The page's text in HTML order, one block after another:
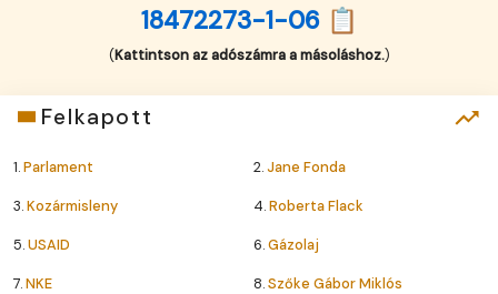
18472273-1-06 📋
(Kattintson az adószámra a másoláshoz.)
Felkapott
1.Parlament 2.Jane Fonda
3.Kozármisleny 4.Roberta Flack
5.USAID 6.Gázolaj
7.NKE 8.Szőke Gábor Miklós